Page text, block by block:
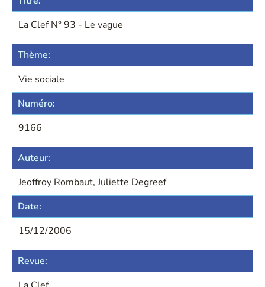
La Clef N° 93 - Le vague
Thème:
Vie sociale
Numéro:
9166
Auteur:
Jeoffroy Rombaut, Juliette Degreef
Date:
15/12/2006
Revue: